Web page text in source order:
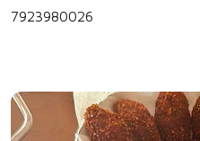
7923980026